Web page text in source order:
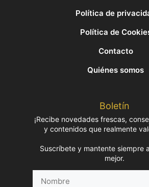
Política de
Política de
Contacto
Quiénes somos
Boletín
¡Recibe novedades frescas,
y contenidos que realmente
Suscríbete y mantente siempre
mejor.